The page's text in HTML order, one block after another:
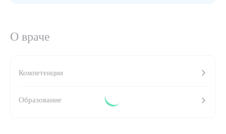
О враче
Компетенции
Образование
Выберите сопутствующую услугу